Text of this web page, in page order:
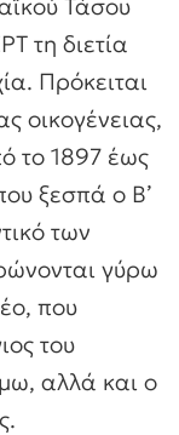
τη διετία
Πρόκειται
οικογένειας,
το 1897 έως
ξεσπά ο Β’
των
γύρω
που
του
αλλά και ο